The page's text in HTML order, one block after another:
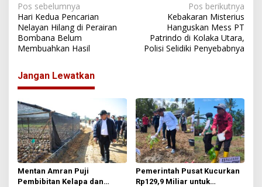
N
a
v
g
a
s
i
p
o
s
Pos sebelumnya
Hari Kedua Pencarian
Nelayan Hilang di Perairan
Bombana Belum
Membuahkan Hasil
Pos berikutnya
Kebakaran Misterius
Hanguskan Mess PT
Patrindo di Kolaka Utara,
Polisi Selidiki Penyebabnya
Jangan Lewatkan
Mentan Amran Puji
Pembibitan Kelapa dan
Pemerintah Pusat Kucurkan
Rp129,9 Miliar untuk